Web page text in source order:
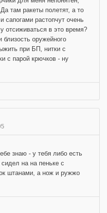
там ракеты полетят, а то
сапогами растопчут очень
отсиживаться в это время?
оружейного
при БП, нитки с
с парой крючков - ну
знаю - у тебя либо есть
на на пеньке с
штанами, а нож и ружжо